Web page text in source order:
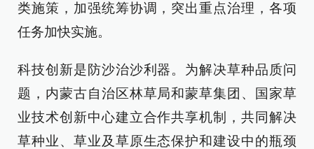
类施策，加强统筹协调，突出重点治理，各项
任务加快实施。
科技创新是防沙治沙利器。为解决草种品质问
题，内蒙古自治区林草局和蒙草集团、国家草
业技术创新中心建立合作共享机制，共同解决
草种业、草业及草原生态保护和建设中的瓶颈